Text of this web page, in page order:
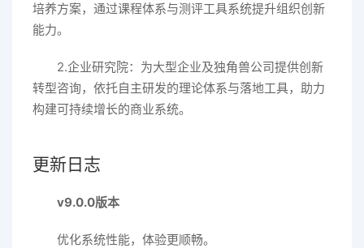
培养方案，通过课程体系与测评工具系统提升组织创新
能力。
2.企业研究院：为大型企业及独角兽公司提供创新
转型咨询，依托自主研发的理论体系与落地工具，助力
构建可持续增长的商业系统。
更新日志
v9.0.0版本
优化系统性能，体验更顺畅。